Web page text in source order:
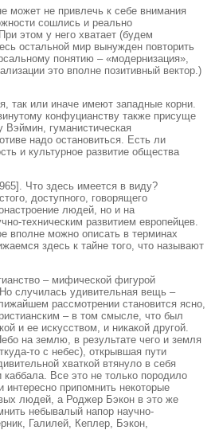
может не привлечь к себе внимания
сошлись и реально
этом у него хватает (будем
остальной мир вынужден повторить
понятию – «модернизация»,
это вполне позитивный вектор.)
так или иначе имеют западные корни.
конфуцианству также присуще
Вэймин, гуманистическая
надо остановиться. Есть ли
и культурное развитие общества
Что здесь имеется в виду?
доступного, говорящего
людей, но и на
техническим развитием европейцев.
вполне можно описать в терминах
здесь к тайне того, что называют
– мифической фигурой
случилась удивительная вещь –
рассмотрении становится ясно,
– в том смысле, что был
и ее искусством, и никакой другой.
на землю, в результате чего и земля
то с небес), открывшая пути
хваткой втянуло в себя
каббала. Все это не только породило
припомнить некоторые
людей, а Роджер Бэкон в это же
небывалый напор научно-
Галилей, Кеплер, Бэкон,